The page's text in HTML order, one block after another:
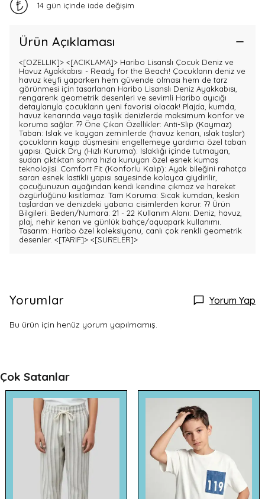
14 gün içinde iade değişim
Ürün Açıklaması
<[OZELLIK]> <[ACIKLAMA]> Haribo Lisanslı Çocuk Deniz ve
Havuz Ayakkabısı - Ready for the Beach! Çocukların deniz ve
havuz keyfi yaparken hem güvende olması hem de tarz
görünmesi için tasarlanan Haribo Lisanslı Deniz Ayakkabısı,
rengarenk geometrik desenleri ve sevimli Haribo ayıcığı
detaylarıyla çocukların yeni favorisi olacak! Plajda, kumda,
havuz kenarında veya taşlık denizlerde maksimum konfor ve
koruma sağlar. ?? Öne Çıkan Özellikler: Anti-Slip (Kaymaz)
Taban: Islak ve kaygan zeminlerde (havuz kenarı, ıslak taşlar)
çocukların kayıp düşmesini engellemeye yardımcı özel taban
yapısı. Quick Dry (Hızlı Kuruma): Islaklığı içinde tutmayan,
sudan çıktıktan sonra hızla kuruyan özel esnek kumaş
teknolojisi. Comfort Fit (Konforlu Kalıp): Ayak bileğini rahatça
saran esnek lastikli yapısı sayesinde kolayca giydirilir,
çocuğunuzun ayağından kendi kendine çıkmaz ve hareket
özgürlüğünü kısıtlamaz. Tam Koruma: Sıcak kumdan, keskin
taşlardan ve denizdeki yabancı cisimlerden korur. ?? Ürün
Bilgileri: Beden/Numara: 21 - 22 Kullanım Alanı: Deniz, havuz,
plaj, nehir kenarı ve günlük bahçe/aquapark kullanımı.
Tasarım: Haribo özel koleksiyonu, canlı çok renkli geometrik
desenler. <[TARIF]> <[SURELER]>
Yorumlar Yorum Yap
Bu ürün için henüz yorum yapılmamış.
Çok Satanlar